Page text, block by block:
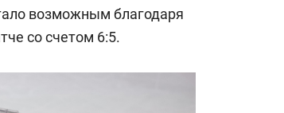
возможным благодаря
со счетом 6:5.